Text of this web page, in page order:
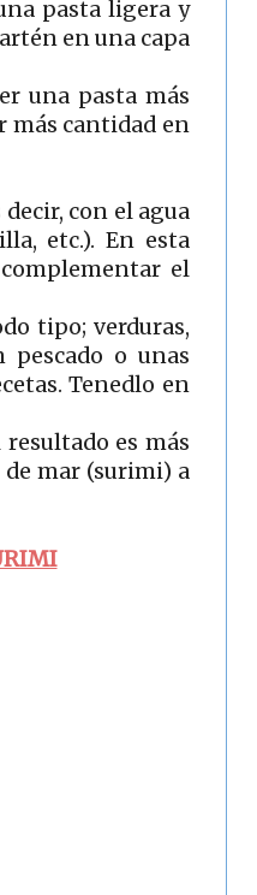
pasta ligera y
en una capa
una pasta más
más cantidad en
con el agua
etc.). En esta
el
tipo; verduras,
pescado o unas
Tenedlo en
es más
de mar (surimi) a